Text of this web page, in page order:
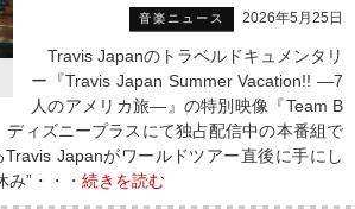
音楽ニュース 2026年5月25日
Travis Japanのトラベルドキュメンタリ
ー『Travis Japan Summer Vacation!! ―7
人のアメリカ旅―』の特別映像『Team B
ィズニープラスにて独占配信中の本番組で
Japanがワールドツアー直後に手にし
”・・・ 続きを読む